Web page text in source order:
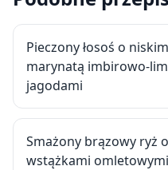
Pieczony łosoś o
marynatą imbirowo-
jagodami
Smażony brązowy ryż
wstążkami omletowymi